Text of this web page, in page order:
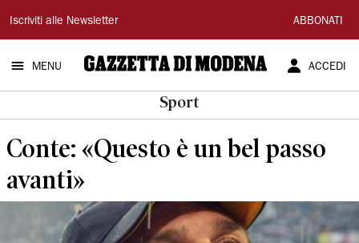
Gazzetta
di
Modena
Iscriviti alle Newsletter ABBONATI
MENU ACCEDI
Sport
Conte: «Questo è un bel passo
avanti»